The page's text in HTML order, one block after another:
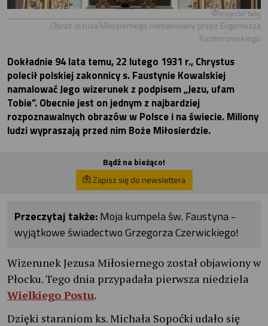
Krzysztof Tadej
Obraz Jezusa Miłosiernego namalowany przez Eugeniusza
Kazimirowskiego
Dokładnie 94 lata temu, 22 lutego 1931 r., Chrystus
polecił polskiej zakonnicy s. Faustynie Kowalskiej
namalować Jego wizerunek z podpisem „Jezu, ufam
Tobie”. Obecnie jest on jednym z najbardziej
rozpoznawalnych obrazów w Polsce i na świecie. Miliony
ludzi wypraszają przed nim Boże Miłosierdzie.
Bądź na bieżąco!
Zapisz się do newslettera
Przeczytaj także:Moja kumpela św. Faustyna -
wyjątkowe świadectwo Grzegorza Czerwickiego!
Wizerunek Jezusa Miłosiernego został objawiony w
Płocku. Tego dnia przypadała pierwsza niedziela
Wielkiego Postu.
Dzięki staraniom ks. Michała Sopoćki udało się